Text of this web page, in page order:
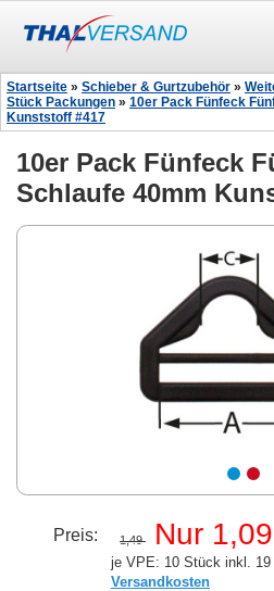
Startseite » Schieber & Gurtzubehör »
Stück Packungen » 10er Pack Fünfeck
Kunststoff #417
10er Pack Fünfeck
Schlaufe 40mm
Preis: 1,49 Nur 1,09
je VPE: 10 Stück inkl. 19
Versandkosten